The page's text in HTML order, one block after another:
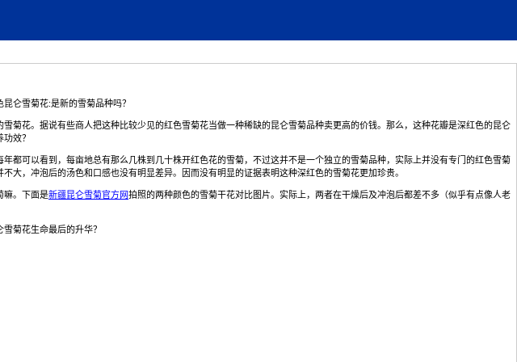
昆仑雪菊花:是新的雪菊品种吗？
雪菊花。据说有些商人把这种比较少见的红色雪菊花当做一种稀缺的昆仑雪菊品种卖更高的价钱。那么，这种花瓣是深红色的昆仑
效？
都可以看到，每亩地总有那么几株到几十株开红色花的雪菊，不过这并不是一个独立的雪菊品种，实际上并没有专门的红色雪菊
，冲泡后的汤色和口感也没有明显差异。因而没有明显的证据表明这种深红色的雪菊花更加珍贵。
嘛。下面是新疆昆仑雪菊官方网拍照的两种颜色的雪菊干花对比图片。实际上，两者在干燥后及冲泡后都差不多（似乎有点像人老
菊花生命最后的升华？